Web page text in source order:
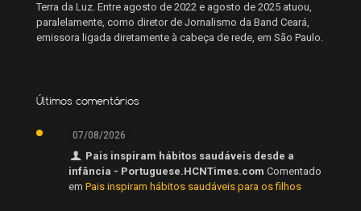
Terra da Luz. Entre agosto de 2022 e agosto de 2025 atuou,
paralelamente, como diretor de Jornalismo da Band Ceará,
emissora ligada diretamente à cabeça de rede, em São Paulo.
Últimos comentários
07/08/2026
Pais inspiram hábitos saudáveis desde a
infância - Portuguese.HCNTimes.com Comentado
em Pais inspiram hábitos saudáveis para os filhos